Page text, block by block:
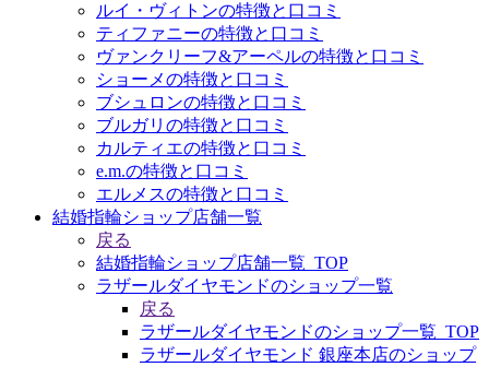
ルイ・ヴィトンの特徴と口コミ
ティファニーの特徴と口コミ
ヴァンクリーフ&アーペルの特徴と口コミ
ショーメの特徴と口コミ
ブシュロンの特徴と口コミ
ブルガリの特徴と口コミ
カルティエの特徴と口コミ
e.m.の特徴と口コミ
エルメスの特徴と口コミ
結婚指輪ショップ店舗一覧
戻る
結婚指輪ショップ店舗一覧_TOP
ラザールダイヤモンドのショップ一覧
戻る
ラザールダイヤモンドのショップ一覧_TOP
ラザールダイヤモンド 銀座本店のショップ